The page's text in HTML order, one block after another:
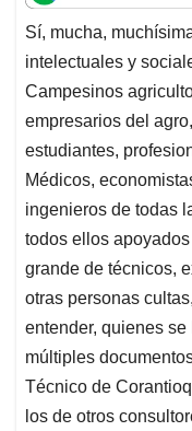
t
s
A
p
p
e
b
o
o
k
k
e
d
I
n
Sí, mucha,
intelectuales y
Campesinos
empresarios del
estudiantes,
Médicos,
ingenieros de todas
todos ellos
grande de técnicos,
otras personas
entender, quienes
múltiples
Técnico de
los de otros